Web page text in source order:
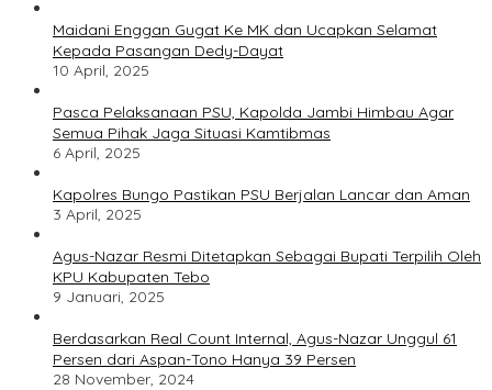
Maidani Enggan Gugat Ke MK dan Ucapkan Selamat
Kepada Pasangan Dedy-Dayat
10 April, 2025
Pasca Pelaksanaan PSU, Kapolda Jambi Himbau Agar
Semua Pihak Jaga Situasi Kamtibmas
6 April, 2025
Kapolres Bungo Pastikan PSU Berjalan Lancar dan Aman
3 April, 2025
Agus-Nazar Resmi Ditetapkan Sebagai Bupati Terpilih Oleh
KPU Kabupaten Tebo
9 Januari, 2025
Berdasarkan Real Count Internal, Agus-Nazar Unggul 61
Persen dari Aspan-Tono Hanya 39 Persen
28 November, 2024